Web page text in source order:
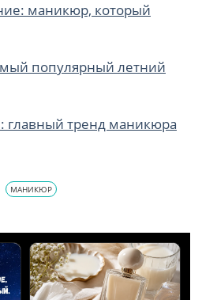
маникюр, который
популярный летний
главный тренд маникюра
МАНИКЮР